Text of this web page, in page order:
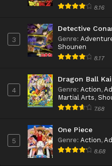
8.16
3
Detective
Genre:
Shounen
8.17
4
Dragon Ball
Genre: Action,
Martial Arts,
7.68
5
One Piece
Genre: Action,
8.68